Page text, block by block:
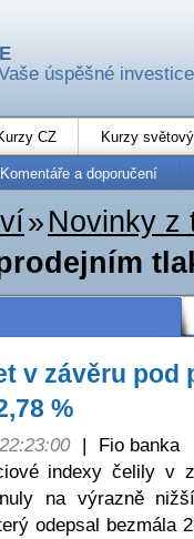
úspěšné investice
CZ Kurzy
Komentáře a doporučení
» Novinky z
v závěru pod
%
|
Fio banka
indexy čelily v
na výrazně
odepsal bezmála